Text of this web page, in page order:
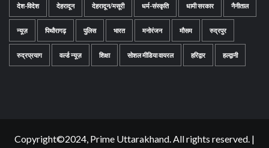
देश-विदेश देहरादून देहरादून/मसूरी धर्म-संस्कृति धामी सरकार नैनीताल
न्यूज़ पिथौरागढ़ पुलिस भारत मनोरंजन मौसम रुद्रपुर
रुद्रप्रयाग वर्ल्ड न्यूज़ शिक्षा सोशल मीडिया वायरल हरिद्वार हल्द्वानी
Copyright©2024, Prime Uttarakhand. All rights reserved. |